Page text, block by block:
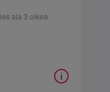
ala 3 oikea